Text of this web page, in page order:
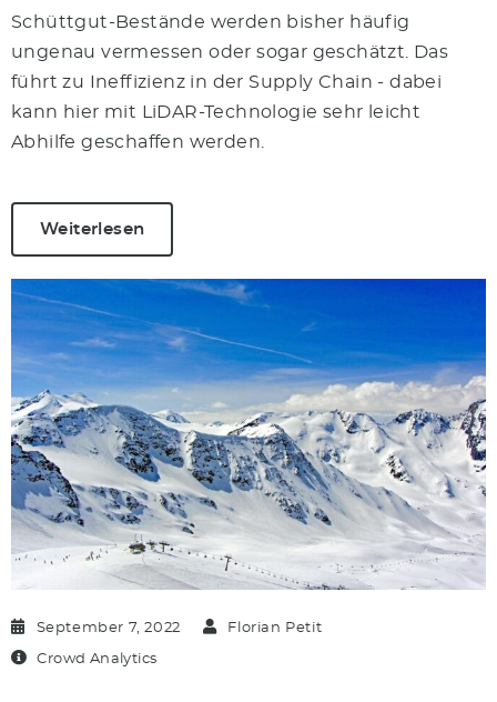
Schüttgut-Bestände werden bisher häufig
ungenau vermessen oder sogar geschätzt. Das
führt zu Ineffizienz in der Supply Chain - dabei
kann hier mit LiDAR-Technologie sehr leicht
Abhilfe geschaffen werden.
Weiterlesen
September 7, 2022 Florian Petit
Crowd Analytics